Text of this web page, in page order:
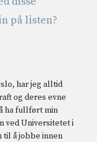
på listen?
har jeg alltid
og deres evne
ha fullført min
ved Universitetet i
til å jobbe innen